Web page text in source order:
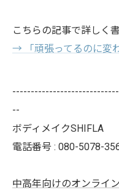
こちらの記事で詳しく
→ 「頑張ってるのに変
--
ボディメイクSHIFLA
電話番号 : 080-5078-
中高年向けのオンライ